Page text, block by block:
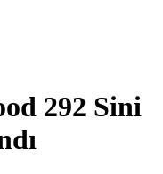
292 Sini